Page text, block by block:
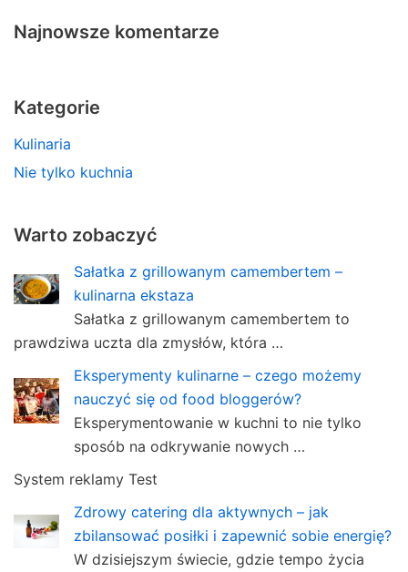
Najnowsze komentarze
Kategorie
Kulinaria
Nie tylko kuchnia
Warto zobaczyć
Sałatka z grillowanym camembertem –
kulinarna ekstaza
Sałatka z grillowanym camembertem to
prawdziwa uczta dla zmysłów, która …
Eksperymenty kulinarne – czego możemy
nauczyć się od food bloggerów?
Eksperymentowanie w kuchni to nie tylko
sposób na odkrywanie nowych …
System reklamy Test
Zdrowy catering dla aktywnych – jak
zbilansować posiłki i zapewnić sobie energię?
W dzisiejszym świecie, gdzie tempo życia